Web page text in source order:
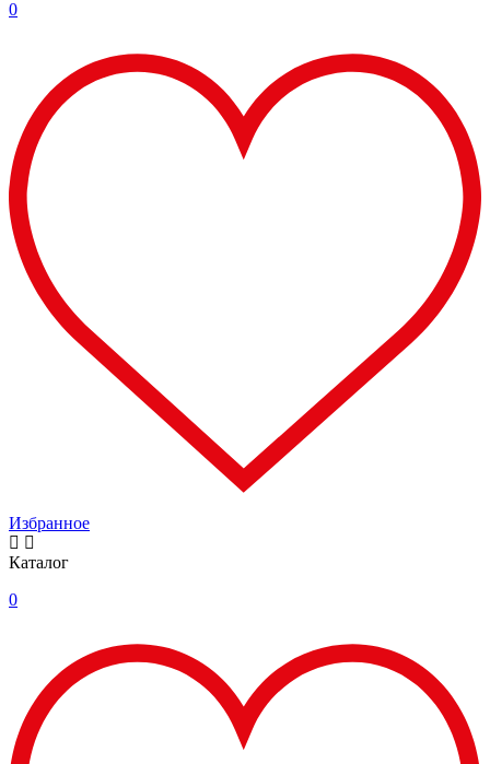
0
Избранное
Каталог
0